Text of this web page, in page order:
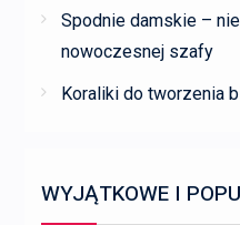
Spodnie damskie –
nowoczesnej szafy
Koraliki do tworzenia
WYJĄTKOWE I